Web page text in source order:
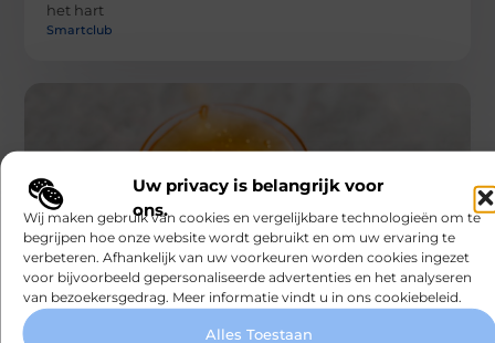
Uw privacy is belangrijk voor
ons.
Wij maken gebruik van cookies en vergelijkbare technologieën om te
begrijpen hoe onze website wordt gebruikt en om uw ervaring te
verbeteren. Afhankelijk van uw voorkeuren worden cookies ingezet
voor bijvoorbeeld gepersonaliseerde advertenties en het analyseren
van bezoekersgedrag. Meer informatie vindt u in ons cookiebeleid.
Alles Toestaan
het hart
Smartclub
WINKELEN
Rauwe Honing Kopen: Wat Je Moet Weten
voor de Beste Kwaliteit
Rauwe Honing Kopen: Een Stap Richting Natuurlijke
Gezondheid Rauwe honing kopen is een bewuste
keuze voor iedereen die belang hecht